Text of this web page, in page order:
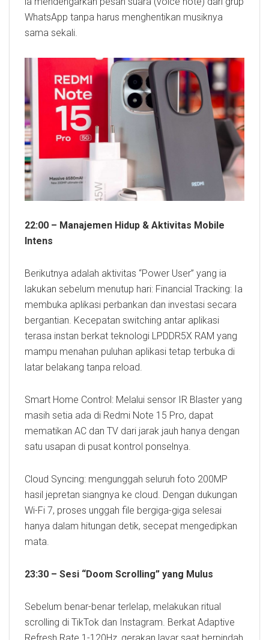
WhatsApp tanpa harus menghentikan musiknya
sama sekali.
22:00 – Manajemen Hidup & Aktivitas Mobile
Intens
Berikutnya adalah aktivitas “Power User” yang ia
lakukan sebelum menutup hari: Financial Tracking: Ia
membuka aplikasi perbankan dan investasi secara
bergantian. Kecepatan switching antar aplikasi
terasa instan berkat teknologi LPDDR5X RAM yang
mampu menahan puluhan aplikasi tetap terbuka di
latar belakang tanpa reload.
Smart Home Control: Melalui sensor IR Blaster yang
masih setia ada di Redmi Note 15 Pro, dapat
mematikan AC dan TV dari jarak jauh hanya dengan
satu usapan di pusat kontrol ponselnya.
Cloud Syncing: mengunggah seluruh foto 200MP
hasil jepretan siangnya ke cloud. Dengan dukungan
Wi-Fi 7, proses unggah file bergiga-giga selesai
hanya dalam hitungan detik, secepat mengedipkan
mata.
23:30 – Sesi “Doom Scrolling” yang Mulus
Sebelum benar-benar terlelap, melakukan ritual
scrolling di TikTok dan Instagram. Berkat Adaptive